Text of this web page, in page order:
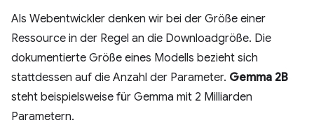
Als Webentwickler denken wir bei der Größe einer
Ressource in der Regel an die Downloadgröße. Die
dokumentierte Größe eines Modells bezieht sich
stattdessen auf die Anzahl der Parameter. Gemma 2B
steht beispielsweise für Gemma mit 2 Milliarden
Parametern.